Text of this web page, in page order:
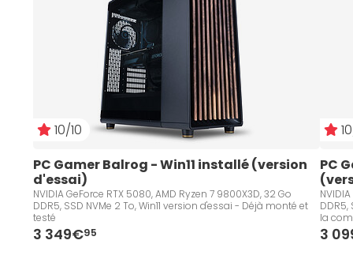
10/10
PC Gamer Balrog - Win11 installé (version
d'essai)
NVIDIA GeForce RTX 5080, AMD Ryzen 7 9800X3D, 32 Go
DDR5, SSD NVMe 2 To, Win11 version d'essai - Déjà monté et
testé
3 349€95
PC
DDR5,
la
3